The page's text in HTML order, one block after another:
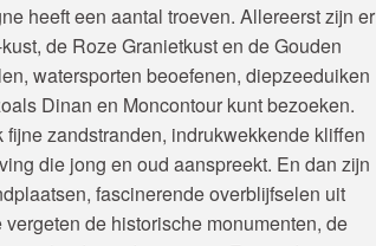
heeft een aantal troeven. Allereerst zijn er
de Roze Granietkust en de Gouden
watersporten beoefenen, diepzeeduiken
Dinan en Moncontour kunt bezoeken.
fijne zandstranden, indrukwekkende kliffen
die jong en oud aanspreekt. En dan zijn
fascinerende overblijfselen uit
de historische monumenten, de